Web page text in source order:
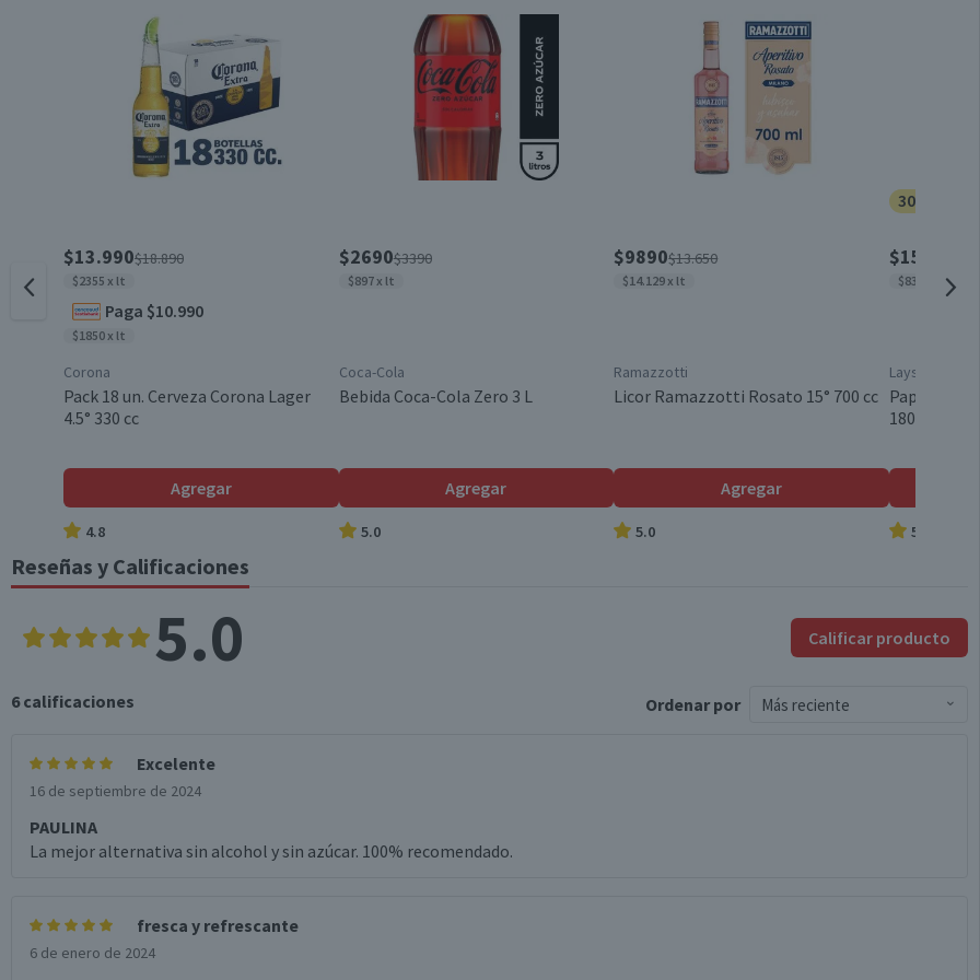
Categoría de Vino Ultra Premium
Pack-Unitario Unitario
Viñamar
Cepa
Denominación de Origen Valle del Elqui y Limarí
Envase Botella de vidrio
País de Origen
Nota
Garantía Mínima Legal Válida hasta su fecha de caducidad
$13.990$18.890
$2355 x lt
Paga $10.990
$1850 x lt
Corona
Pack 18 un. Cerveza Corona Lager
4.5° 330 cc
Agregar
4.8
$2690$3390
$897 x lt
Coca-Cola
Bebida Coca-Cola Zero 3 L
Agregar
5.0
$9890$13.650
$14.129 x lt
Ramazzotti
Licor Ramazzotti Rosato 15° 700 cc
Agregar
5.0
30% dcto.
$1505
$8361 x kg
Lays
Papas
180 g
5.0
Reseñas y Calificaciones
5.0 Calificar producto
6 calificaciones Ordenar por Más reciente
Excelente
16 de septiembre de 2024
PAULINA
La mejor alternativa sin alcohol y sin azúcar. 100% recomendado.
fresca y refrescante
6 de enero de 2024